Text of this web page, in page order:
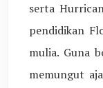
serta
pendidikan
mulia. Guna
memungut